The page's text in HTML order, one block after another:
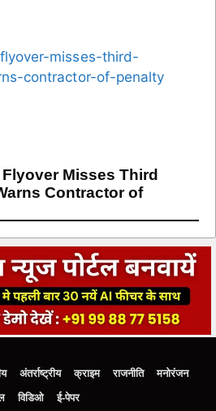
Misses Third
Contractor of
अंतर्राष्ट्रीय क्राइम राजनीति
मनोरंजन
विडिओ ई-पेपर